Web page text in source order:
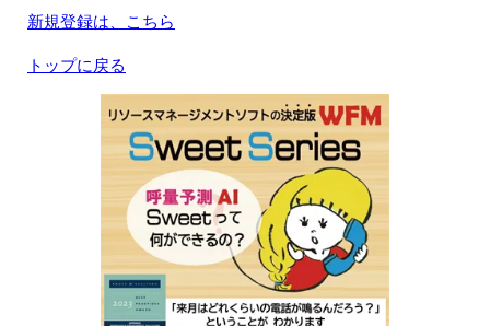
新規登録は、こちら
トップに戻る